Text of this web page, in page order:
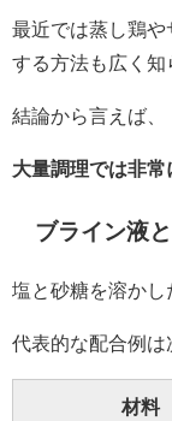
最近では蒸し鶏や
する方法も広く知
結論から言えば、
大量調理では非常
ブライン液
塩と砂糖を溶かし
代表的な配合例は
材料